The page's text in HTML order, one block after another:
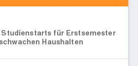
Studienstarts für Erstsemester
Haushalten